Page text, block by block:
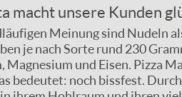
macht unsere Kunden
Meinung sind Nudeln
je nach Sorte rund 230
Magnesium und Eisen. Pizza
bedeutet: noch bissfest.